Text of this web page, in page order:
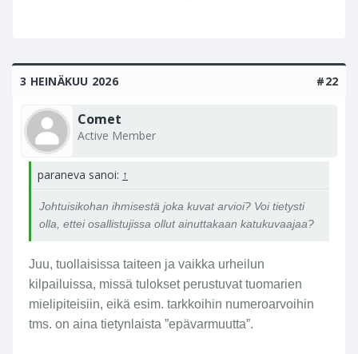
o
it
t
j
k
u
a
m
e
n
3 HEINÄKUU 2026 #22
Comet
Active Member
paraneva sanoi: ↑
Johtuisikohan ihmisestä joka kuvat arvioi? Voi tietysti
olla, ettei osallistujissa ollut ainuttakaan katukuvaajaa?
Juu, tuollaisissa taiteen ja vaikka urheilun
kilpailuissa, missä tulokset perustuvat tuomarien
mielipiteisiin, eikä esim. tarkkoihin numeroarvoihin
tms. on aina tietynlaista ”epävarmuutta”.